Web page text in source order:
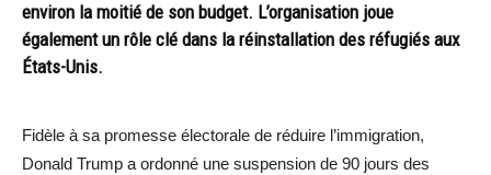
environ la moitié de son budget. L’organisation joue
également un rôle clé dans la réinstallation des réfugiés aux
États-Unis.
Fidèle à sa promesse électorale de réduire l’immigration,
Donald Trump a ordonné une suspension de 90 jours des